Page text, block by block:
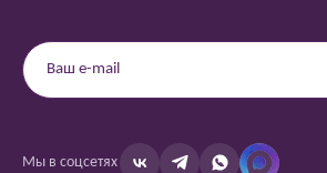
Мы в соцсетях